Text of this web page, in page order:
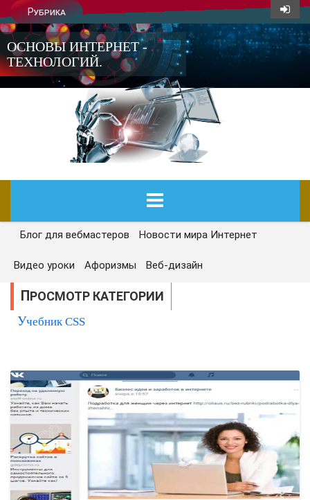
Рубрика
ОСНОВЫ ИНТЕРНЕТ -
ТЕХНОЛОГИЙ.
ГЛАВНАЯ
СЕГОДНЯ
РЕМОНТ И СОВЕТЫ
ИНТЕРНЕТ И СВЯЗЬ
УЧЕБНИК CSS
Блог для вебмастеров Новости мира Интернет
Видео уроки Афоризмы Веб-дизайн
ПРОСМОТР КАТЕГОРИИ
Учебник CSS